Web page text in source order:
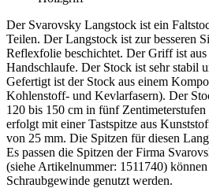
Der Svarovsky Langstock ist ein
Teilen. Der Langstock ist zur besseren
Reflexfolie beschichtet. Der Griff ist
Handschlaufe. Der Stock ist sehr stabil
Gefertigt ist der Stock aus einem
Kohlenstoff- und Kevlarfasern). Der
120 bis 150 cm in fünf
erfolgt mit einer Tastspitze aus
von 25 mm. Die Spitzen für diesen
Es passen die Spitzen der Firma
(siehe Artikelnummer: 1511740)
Schraubgewinde genutzt werden.